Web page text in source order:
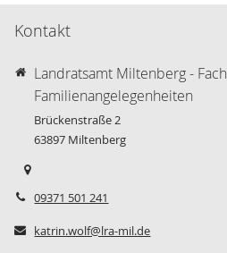
Kontakt
Landratsamt Miltenberg -
Familienangelegenheiten
Brückenstraße 2
63897 Miltenberg
09371 501 241
katrin.wolf@lra-mil.de